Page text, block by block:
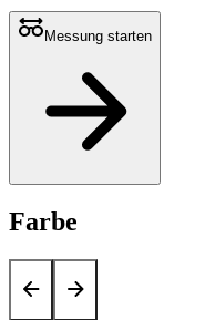
Messung starten
Farbe